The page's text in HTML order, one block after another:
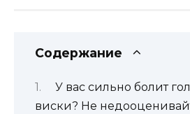
Содержание
У вас сильно болит
виски? Не